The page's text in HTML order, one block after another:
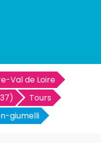
Val de Loire
Tours
giumelli